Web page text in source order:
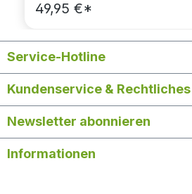
49,95 €*
Service-Hotline
Kundenservice & Rechtliches
Newsletter abonnieren
Informationen